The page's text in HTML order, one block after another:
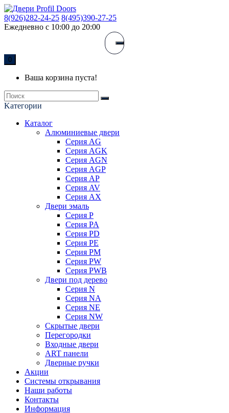
8(926)282-24-25 8(495)390-27-25
Ежедневно с 10:00 до 20:00
0
Ваша корзина пуста!
Kатегории
Каталог
Алюминиевые двери
Серия AG
Серия AGK
Серия AGN
Серия AGP
Серия AP
Серия AV
Серия AX
Двери эмаль
Серия P
Серия PA
Серия PD
Серия PE
Серия PM
Серия PW
Серия PWB
Двери под дерево
Серия N
Серия NA
Серия NE
Серия NW
Скрытые двери
Перегородки
Входные двери
ART панели
Дверные ручки
Акции
Системы открывания
Наши работы
Контакты
Информация